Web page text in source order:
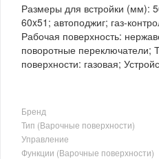
Размеры для встройки (мм):
60x51; автоподжиг; газ-
Рабочая поверхность:
поворотные переключатели;
поверхности: газовая;
Бренд
Тип (Варочные поверхности)
Управление
Функции (Варочные поверхности)